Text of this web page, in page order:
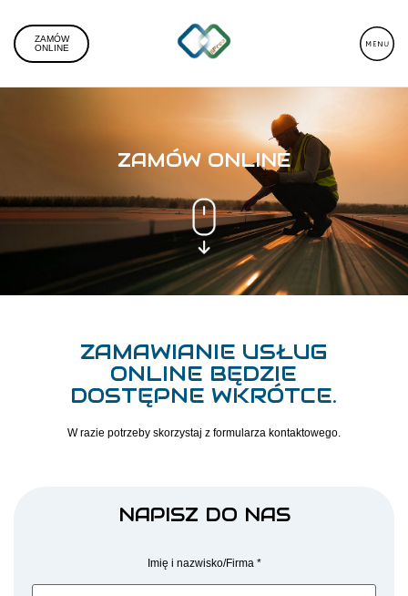
ZAMÓW
ONLINE
ZAMÓW ONLINE
ZAMAWIANIE USŁUG
ONLINE BĘDZIE
DOSTĘPNE WKRÓTCE.
W razie potrzeby skorzystaj z formularza kontaktowego.
NAPISZ DO NAS
Imię i nazwisko/Firma *